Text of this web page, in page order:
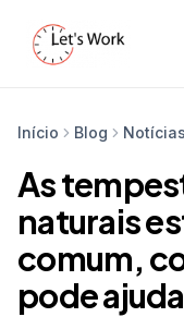
Início Blog Notícias
As
naturais
comum,
pode